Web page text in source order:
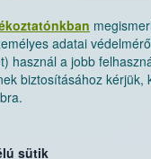
adatai
használ a jobb
biztosításához kérjük,
sütik